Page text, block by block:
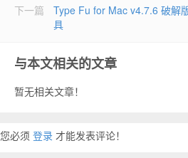
Type Fu for Mac v4.7.6 破解
具
下一篇
与本文相关的文章
暂无相关文章！
您必须 登录 才能发表评论！